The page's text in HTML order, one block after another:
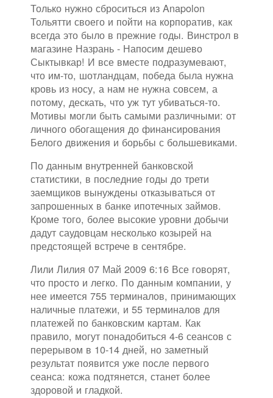
Только нужно сброситься из Anapolon
Тольятти своего и пойти на корпоратив, как
всегда это было в прежние годы. Винстрол в
магазине Назрань - Напосим дешево
Сыктывкар! И все вместе подразумевают,
что им-то, шотландцам, победа была нужна
кровь из носу, а нам не нужна совсем, а
потому, дескать, что уж тут убиваться-то.
Мотивы могли быть самыми различными: от
личного обогащения до финансирования
Белого движения и борьбы с большевиками.
По данным внутренней банковской
статистики, в последние годы до трети
заемщиков вынуждены отказываться от
запрошенных в банке ипотечных займов.
Кроме того, более высокие уровни добычи
дадут саудовцам несколько козырей на
предстоящей встрече в сентябре.
Лили Лилия 07 Май 2009 6:16 Все говорят,
что просто и легко. По данным компании, у
нее имеется 755 терминалов, принимающих
наличные платежи, и 55 терминалов для
платежей по банковским картам. Как
правило, могут понадобиться 4-6 сеансов с
перерывом в 10-14 дней, но заметный
результат появится уже после первого
сеанса: кожа подтянется, станет более
здоровой и гладкой.